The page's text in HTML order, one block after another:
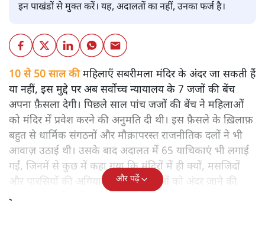
इन पाखंडों से मुक्त करें। यह, अदालतों का नहीं, उनका फर्ज है।
10 से 50 साल कीमहिलाएँ सबरीमला मंदिर के अंदर जा सकती हैं
या नहीं, इस मुद्दे पर अब सर्वोच्च न्यायालय के 7 जजों की बेंच
अपना फ़ैसला देगी। पिछले साल पांच जजों की बेंच ने महिलाओं
को मंदिर में प्रवेश करने की अनुमति दी थी। इस फ़ैसले के ख़िलाफ़
बहुत से धार्मिक संगठनों और मौक़ापरस्त राजनीतिक दलों ने भी
आवाज़ उठाई थी। उसके बाद अदालत में 65 याचिकाएं भी लगाई
गईं, जिनमें से कुछ में कहा गया कि मंदिरों में ही क्यों, मसजिदों
और पारसियों की अगियारी में भी महिलाओं को अंदर जाने की
इजाजत मिलनी चाहिए।
और पढ़ें